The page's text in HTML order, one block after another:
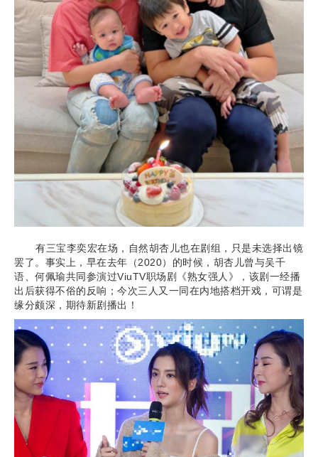
有三宝李奕宏在场，自然胡杏儿也在剧组，只是未选择出镜
罢了。事实上，早在去年（2020）的时候，胡杏儿曾与吴千
语、何佩瑜共同参演过ViuTV职场剧《熟女强人》，该剧一经播
出后获得不俗的反响；今次三人又一同在内地搭档开戏，可谓是
缘分颇深，期待新剧播出！